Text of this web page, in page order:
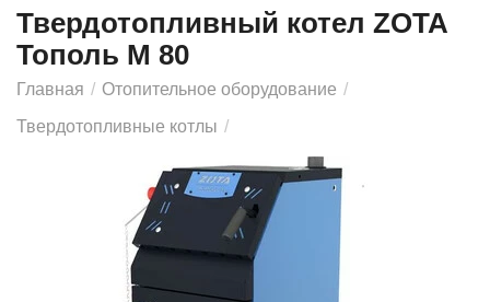
Твердотопливный котел ZOTA
Тополь М 80
Главная / Отопительное оборудование /
Твердотопливные котлы /